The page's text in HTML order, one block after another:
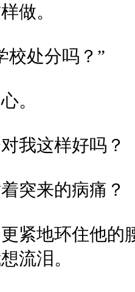
做。
校处分吗？”
。
我这样好吗？
突来的病痛？
紧地环住他的
流泪。